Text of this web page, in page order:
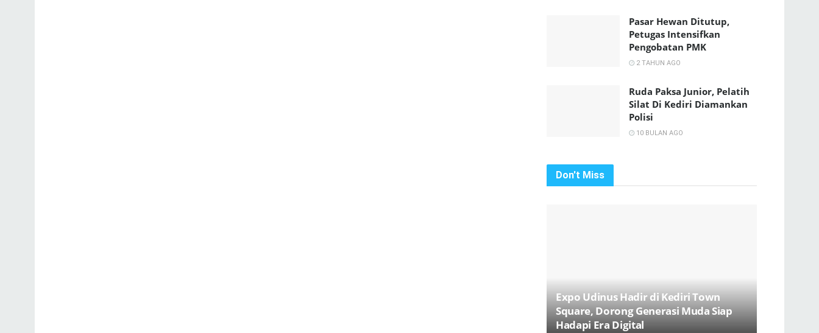
Pasar Hewan Ditutup,
Petugas Intensifkan
Pengobatan PMK
2 TAHUN AGO
Ruda Paksa Junior, Pelatih
Silat Di Kediri Diamankan
Polisi
10 BULAN AGO
Don't Miss
Expo Udinus Hadir di Kediri Town
Square, Dorong Generasi Muda Siap
Hadapi Era Digital